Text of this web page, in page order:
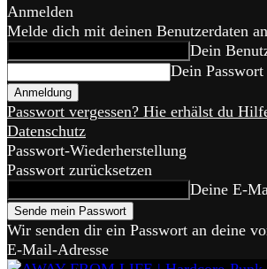
Anmelden
Melde dich mit deinen Benutzerdaten an
Dein
Dein Passwort
Passwort vergessen? Hie erhälst du
Datenschutz
Passwort-Wiederherstellung
Passwort zurücksetzen
Deine E-
Wir senden dir ein Passwort an deine
E-Mail-Adresse